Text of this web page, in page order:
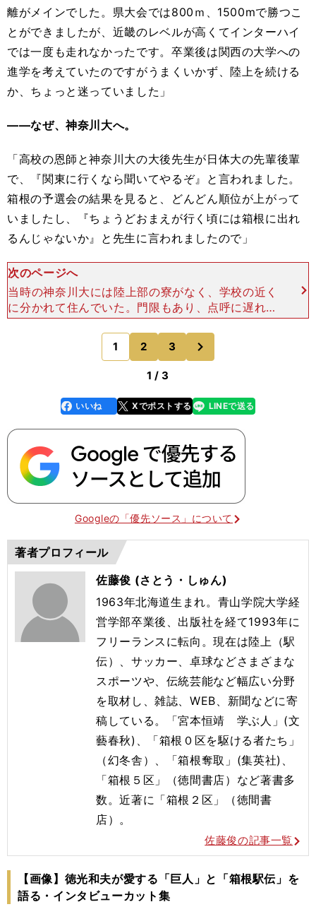
離がメインでした。県大会では800ｍ、1500mで勝つこ
とができましたが、近畿のレベルが高くてインターハイ
では一度も走れなかったです。卒業後は関西の大学への
進学を考えていたのですがうまくいかず、陸上を続ける
か、ちょっと迷っていました」
――なぜ、神奈川大へ。
「高校の恩師と神奈川大の大後先生が日体大の先輩後輩
で、『関東に行くなら聞いてやるぞ』と言われました。
箱根の予選会の結果を見ると、どんどん順位が上がって
いましたし、『ちょうどおまえが行く頃には箱根に出れ
るんじゃないか』と先生に言われましたので」
次のページへ
当時の神奈川大には陸上部の寮がなく、学校の近く
に分かれて住んでいた。門限もあり、点呼に遅れた
者は先輩からこっぴどく怒られた。中野は生活面で
問題はなかったが、競技では故障に悩まされた。高
校まで中距離メイ
1 2 3
1 / 3
faceboo
k
いいね Xでポストする
line LINEで送る
Googleの「優先ソース」について
著者プロフィール
佐藤俊 (さとう・しゅん)
1963年北海道生まれ。青山学院大学経
営学部卒業後、出版社を経て1993年に
フリーランスに転向。現在は陸上（駅
伝）、サッカー、卓球などさまざまな
スポーツや、伝統芸能など幅広い分野
を取材し、雑誌、WEB、新聞などに寄
稿している。「宮本恒靖 学ぶ人」(文
藝春秋)、「箱根０区を駆ける者たち」
（幻冬舎）、「箱根奪取」(集英社)、
「箱根５区」（徳間書店）など著書多
数。近著に「箱根２区」（徳間書
店）。
佐藤俊の記事一覧
【画像】徳光和夫が愛する「巨人」と「箱根駅伝」を
語る・インタビューカット集